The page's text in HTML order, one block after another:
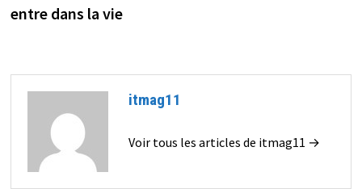
entre dans la vie
itmag11
Voir tous les articles de itmag11 →